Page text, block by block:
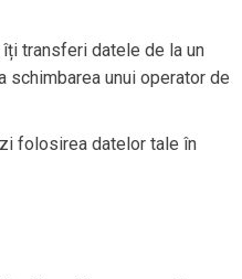
transferi datele de la un
schimbarea unui operator de
folosirea datelor tale în